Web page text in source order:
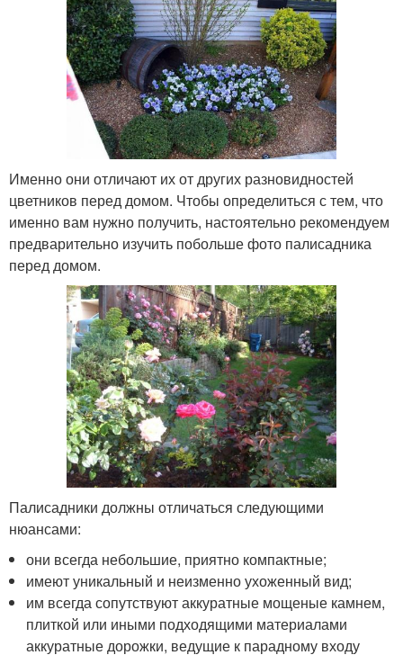
Именно они отличают их от других разновидностей
цветников перед домом. Чтобы определиться с тем, что
именно вам нужно получить, настоятельно рекомендуем
предварительно изучить побольше фото палисадника
перед домом.
Палисадники должны отличаться следующими
нюансами:
они всегда небольшие, приятно компактные;
имеют уникальный и неизменно ухоженный вид;
им всегда сопутствуют аккуратные мощеные камнем,
плиткой или иными подходящими материалами
аккуратные дорожки, ведущие к парадному входу